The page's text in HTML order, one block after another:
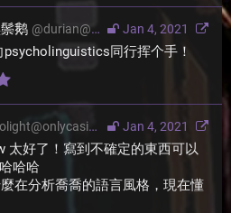
Jan 4, 2021
鹅 @durian@moresci.sale
psycholinguistics同行挥个手！
Jan 4, 2021
太好了！寫到不確定的東西可以
哈哈
麼在分析喬喬的語言風格，現在懂